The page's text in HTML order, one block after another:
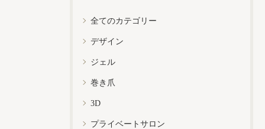
全てのカテゴリー
デザイン
ジェル
巻き爪
3D
プライベートサロン